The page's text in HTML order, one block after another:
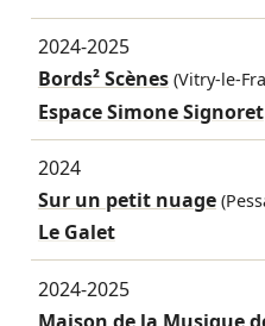
2024-2025
Bords² Scènes(Vitry-le-
Espace Simone Signoret
2024
Sur un petit nuage
Le Galet
2024-2025